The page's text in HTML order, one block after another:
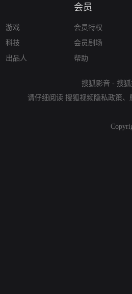
游戏
科技
出品人
会员
会员特权
会员剧场
帮助
搜狐影音 - 搜
请仔细阅读 搜狐视频隐私政策、